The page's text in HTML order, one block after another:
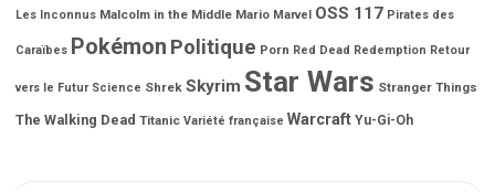
Les Inconnus Malcolm in the Middle Mario Marvel OSS 117 Pirates des
Caraïbes Pokémon Politique Porn Red Dead Redemption Retour
vers le Futur Science Shrek Skyrim Star Wars Stranger Things
The Walking Dead Titanic Variété française Warcraft Yu-Gi-Oh